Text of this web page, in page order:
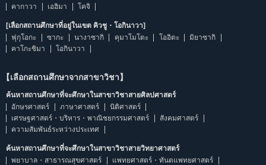
คากาวา
เอฮิมา โคจิ
[เลือกสถานศึกษาที่อยู่ในเขต คิวชู・โอกินาวา]
ฟุกุโอกะ
ซากะ นางาซากิ คุมาโมโตะ โออิตะ
มิยาซากิ
คาโกะชิมา
โอกินาวา
【เลือกสถานศึกษาจากสาขาวิชา】
ค้นหาสถานศึกษาที่จะศึกษาในสาขาวิชาสายศิลปศาสตร์
อักษรศาสตร์
ภาษาศาสตร์
นิติศาสตร์
เศรษฐศาสตร์・บริหาร・พาณิชยกรรมศาสตร์
สังคมศาสตร์
ความสัมพันธ์ระหว่างประเทศ
ค้นหาสถานศึกษาที่จะศึกษาในสาขาวิชาสายวิทยาศาสตร์
พยาบาล・สาธารณสุขศาสตร์
แพทยศาสตร์・ทันตแพทยศาสตร์